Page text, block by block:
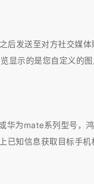
发送至对方社交媒体
显示的是您自定义的
华为mate系列型号，
知信息获取目标手机